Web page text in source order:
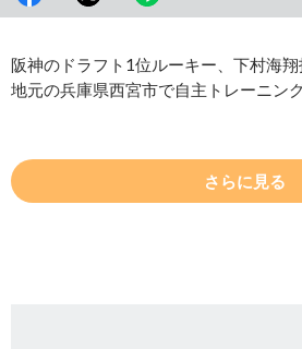
阪神のドラフト1位ルーキー、下村海翔
地元の兵庫県西宮市で自主トレーニン
さらに見る